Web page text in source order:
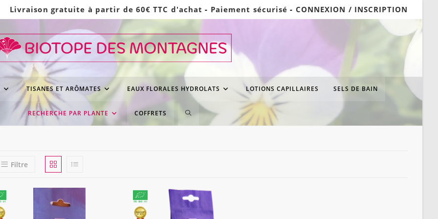
Livraison gratuite à partir de 60€ TTC d'achat - Paiement sécurisé - CONNEXION / INSCRIPTION
TISANES ET ARÔMATES EAUX FLORALES HYDROLATS LOTIONS CAPILLAIRES SELS DE BAIN
RECHERCHE PAR PLANTE COFFRETS TOGGLE
Filtre